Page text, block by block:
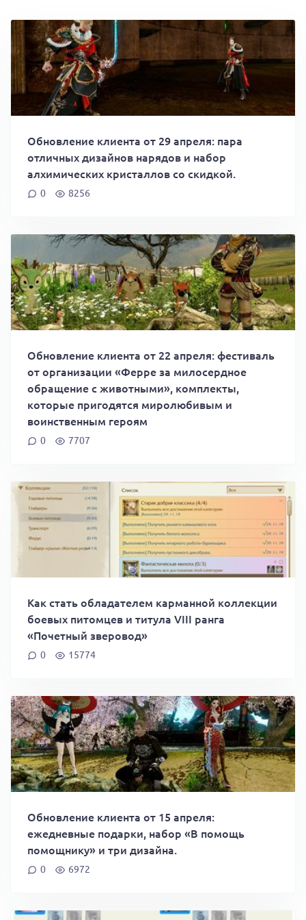
Обновление клиента от 29 апреля: пара
отличных дизайнов нарядов и набор
алхимических кристаллов со скидкой.
0 8256
Обновление клиента от 22 апреля: фестиваль
от организации «Ферре за милосердное
обращение с животными», комплекты,
которые пригодятся миролюбивым и
воинственным героям
0 7707
Как стать обладателем карманной коллекции
боевых питомцев и титула VIII ранга
«Почетный зверовод»
0 15774
Обновление клиента от 15 апреля:
ежедневные подарки, набор «В помощь
помощнику» и три дизайна.
0 6972